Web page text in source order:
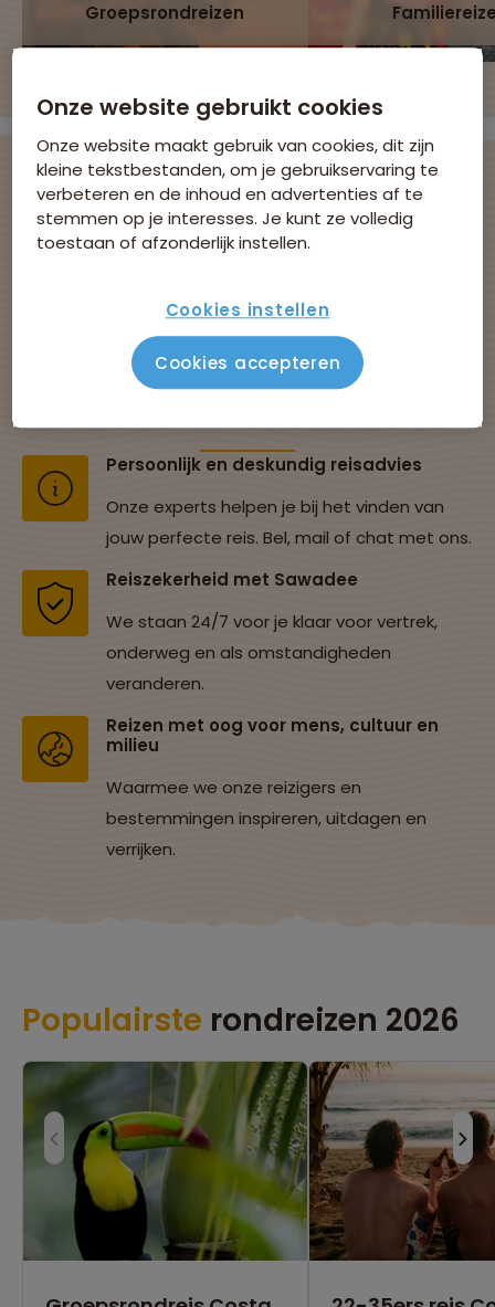
Groepsrondreizen
Avontuurlijke
groepsreizen met
Sawadee
Persoonlijk en deskundig reisadvies
Onze experts helpen je bij het vinden van
jouw perfecte reis. Bel, mail of chat met ons.
Reiszekerheid met Sawadee
We staan 24/7 voor je klaar voor vertrek,
onderweg en als omstandigheden
veranderen.
Reizen met oog voor mens, cultuur en
milieu
Waarmee we onze reizigers en
bestemmingen inspireren, uitdagen en
verrijken.
Populairste rondreizen 2026
Onze website gebruikt cookies
Onze website maakt gebruik van cookies, dit zijn
kleine tekstbestanden, om je gebruikservaring te
verbeteren en de inhoud en advertenties af te
stemmen op je interesses. Je kunt ze volledig
toestaan of afzonderlijk instellen.
Cookies instellen
Cookies accepteren